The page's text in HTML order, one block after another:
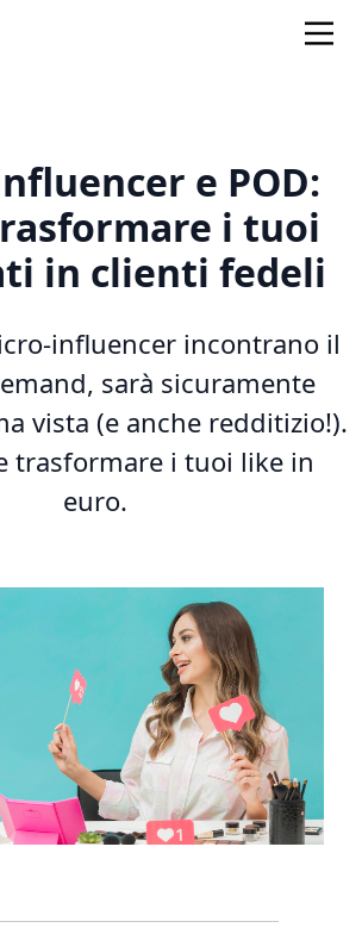
e POD:
i tuoi
in clienti fedeli
influencer incontrano il
sarà sicuramente
vista (e anche redditizio!).
trasformare i tuoi like in
euro.